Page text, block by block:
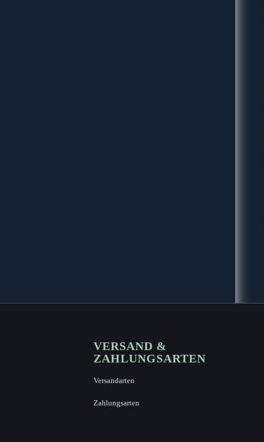
VERSAND &
ZAHLUNGSARTEN
Versandarten
Zahlungsarten